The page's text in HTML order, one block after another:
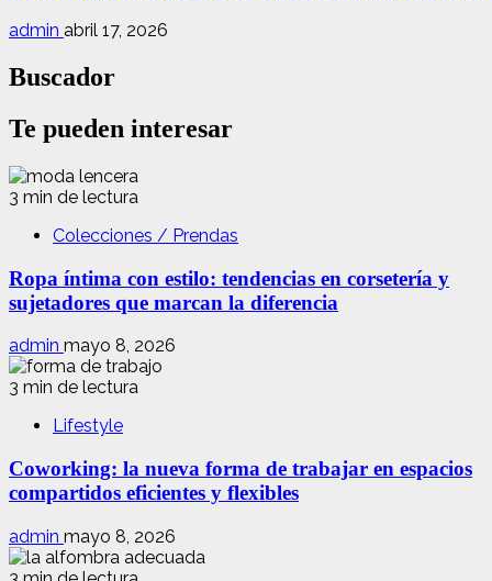
admin abril 17, 2026
Buscador
Te pueden interesar
3 min de lectura
Colecciones / Prendas
Ropa íntima con estilo: tendencias en corsetería y
sujetadores que marcan la diferencia
admin mayo 8, 2026
3 min de lectura
Lifestyle
Coworking: la nueva forma de trabajar en espacios
compartidos eficientes y flexibles
admin mayo 8, 2026